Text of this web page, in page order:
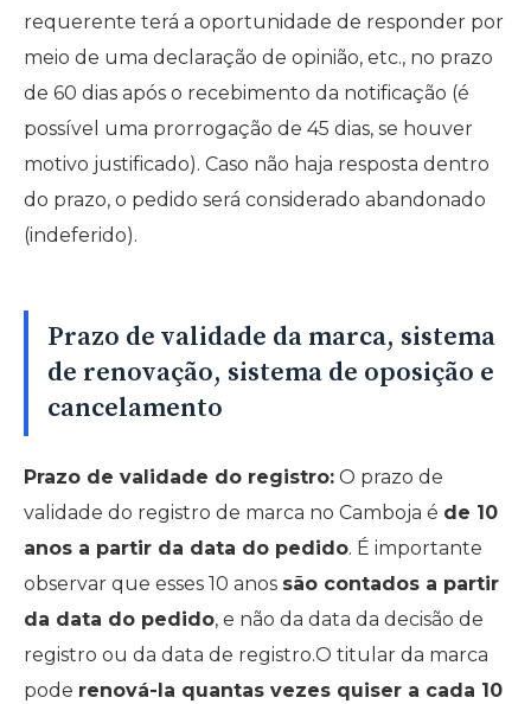
requerente terá a oportunidade de responder por
meio de uma declaração de opinião, etc., no prazo
de 60 dias após o recebimento da notificação (é
possível uma prorrogação de 45 dias, se houver
motivo justificado). Caso não haja resposta dentro
do prazo, o pedido será considerado abandonado
(indeferido).
Prazo de validade da marca, sistema
de renovação, sistema de oposição e
cancelamento
Prazo de validade do registro: O prazo de
validade do registro de marca no Camboja é de 10
anos a partir da data do pedido. É importante
observar que esses 10 anos são contados a partir
da data do pedido, e não da data da decisão de
registro ou da data de registro.O titular da marca
pode renová-la quantas vezes quiser a cada 10